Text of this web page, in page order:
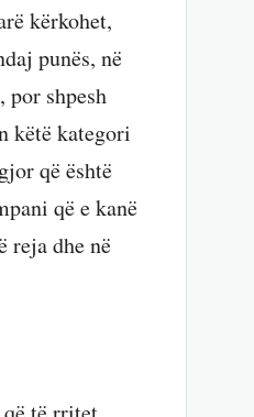
kërkohet,
punës, në
por shpesh
këtë kategori
që është
që e kanë
reja dhe në